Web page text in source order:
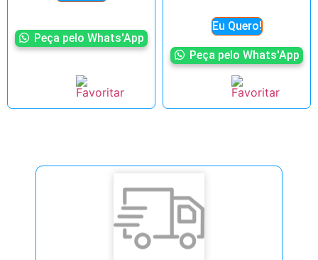
Peça pelo Whats'App
Eu Quero!
Peça pelo Whats'App